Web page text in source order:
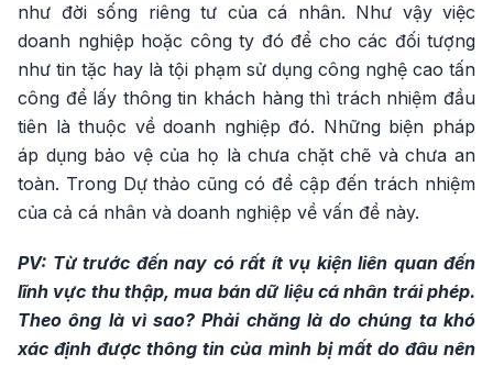
như đời sống riêng tư của cá nhân. Như vậy việc
doanh nghiệp hoặc công ty đó để cho các đối tượng
như tin tặc hay là tội phạm sử dụng công nghệ cao tấn
công để lấy thông tin khách hàng thì trách nhiệm đầu
tiên là thuộc về doanh nghiệp đó. Những biện pháp
áp dụng bảo vệ của họ là chưa chặt chẽ và chưa an
toàn. Trong Dự thảo cũng có đề cập đến trách nhiệm
của cả cá nhân và doanh nghiệp về vấn đề này.
PV: Từ trước đến nay có rất ít vụ kiện liên quan đến
lĩnh vực thu thập, mua bán dữ liệu cá nhân trái phép.
Theo ông là vì sao? Phải chăng là do chúng ta khó
xác định được thông tin của mình bị mất do đâu nên